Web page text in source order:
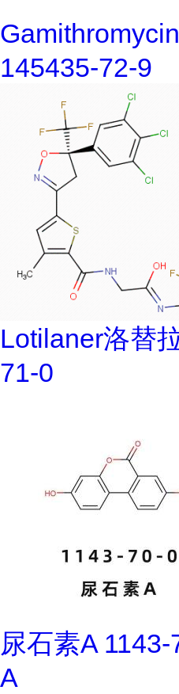
145435-72-9
Lotilaner洛替
71-0
尿石素A
A